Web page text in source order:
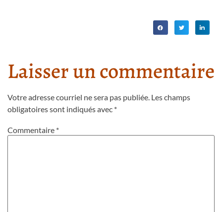
Laisser un commentaire
Votre adresse courriel ne sera pas publiée. Les champs
obligatoires sont indiqués avec *
Commentaire *